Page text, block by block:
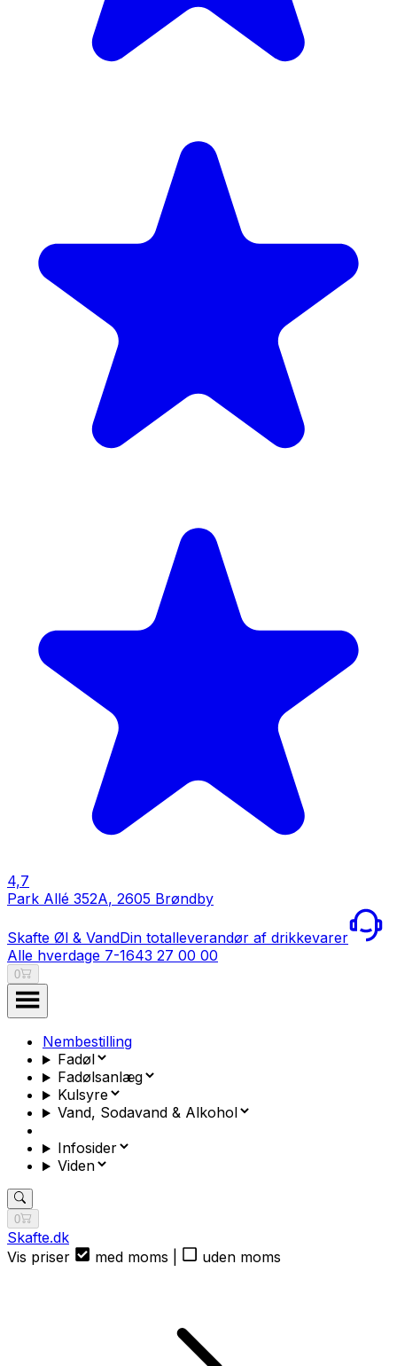
4,7
Park Allé 352A, 2605 Brøndby
Skafte Øl & VandDin totalleverandør af drikkevarer
Alle hverdage 7-1643 27 00 00
0
Nembestilling
Fadøl
Fadølsanlæg
Kulsyre
Vand, Sodavand & Alkohol
Infosider
Viden
0
Skafte.dk
Vis priser
med moms uden moms